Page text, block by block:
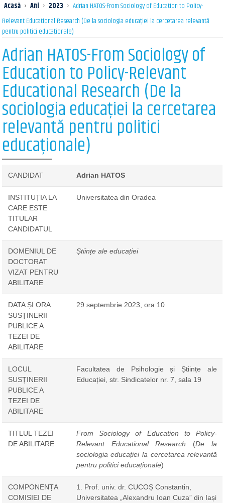
Acasă › Ani › 2023 › Adrian HATOS-From Sociology of Education to Policy-
Relevant Educational Research (De la sociologia educației la cercetarea relevantă
pentru politici educaționale)
Adrian HATOS-From Sociology of
Education to Policy-Relevant
Educational Research (De la
sociologia educației la cercetarea
relevantă pentru politici
educaționale)
CANDIDAT Adrian HATOS
INSTITUȚIA LA
CARE ESTE
TITULAR
CANDIDATUL
Universitatea din Oradea
DOMENIUL DE
DOCTORAT
VIZAT PENTRU
ABILITARE
Științe ale educației
DATA ȘI ORA
SUSȚINERII
PUBLICE A
TEZEI DE
ABILITARE
29 septembrie 2023, ora 10
LOCUL
SUSȚINERII
PUBLICE A
TEZEI DE
ABILITARE
Facultatea de Psihologie și Științe ale
Educației, str. Sindicatelor nr. 7, sala 19
TITLUL TEZEI
DE ABILITARE
From Sociology of Education to Policy-
Relevant Educational Research (De la
sociologia educației la cercetarea relevantă
pentru politici educaționale)
COMPONENȚA
COMISIEI DE
1. Prof. univ. dr. CUCOȘ Constantin,
Universitatea „Alexandru Ioan Cuza” din Iași